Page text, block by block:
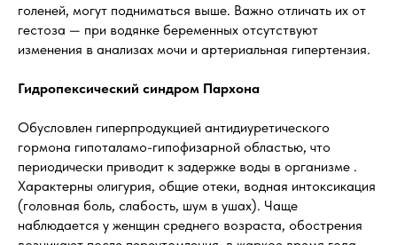
голеней, могут подниматься выше. Важно отличать их от
гестоза — при водянке беременных отсутствуют
изменения в анализах мочи и артериальная гипертензия.
Гидропексический синдром Пархона
Обусловлен гиперпродукцией антидиуретического
гормона гипоталамо-гипофизарной областью, что
периодически приводит к задержке воды в организме .
Характерны олигурия, общие отеки, водная интоксикация
(головная боль, слабость, шум в ушах). Чаще
наблюдается у женщин среднего возраста, обострения